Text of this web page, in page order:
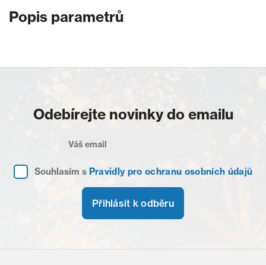
Popis parametrů
Odebírejte novinky do emailu
Souhlasím s Pravidly pro ochranu osobních údajů
Přihlásit k odběru